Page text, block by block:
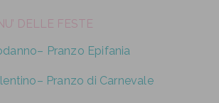
DELLE FESTE
– Pranzo Epifania
– Pranzo di Carnevale